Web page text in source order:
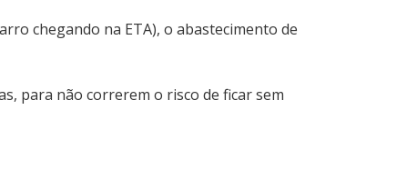
chegando na ETA), o abastecimento de
para não correrem o risco de ficar sem